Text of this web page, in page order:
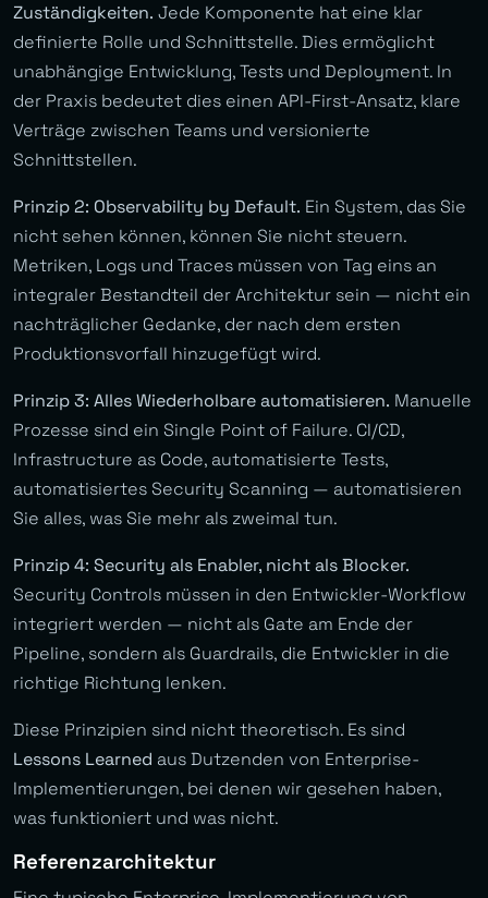
Zuständigkeiten. Jede Komponente hat eine klar
definierte Rolle und Schnittstelle. Dies ermöglicht
unabhängige Entwicklung, Tests und Deployment. In
der Praxis bedeutet dies einen API-First-Ansatz, klare
Verträge zwischen Teams und versionierte
Schnittstellen.
Prinzip 2: Observability by Default. Ein System, das Sie
nicht sehen können, können Sie nicht steuern.
Metriken, Logs und Traces müssen von Tag eins an
integraler Bestandteil der Architektur sein — nicht ein
nachträglicher Gedanke, der nach dem ersten
Produktionsvorfall hinzugefügt wird.
Prinzip 3: Alles Wiederholbare automatisieren. Manuelle
Prozesse sind ein Single Point of Failure. CI/CD,
Infrastructure as Code, automatisierte Tests,
automatisiertes Security Scanning — automatisieren
Sie alles, was Sie mehr als zweimal tun.
Prinzip 4: Security als Enabler, nicht als Blocker.
Security Controls müssen in den Entwickler-Workflow
integriert werden — nicht als Gate am Ende der
Pipeline, sondern als Guardrails, die Entwickler in die
richtige Richtung lenken.
Diese Prinzipien sind nicht theoretisch. Es sind
Lessons Learned aus Dutzenden von Enterprise-
Implementierungen, bei denen wir gesehen haben,
was funktioniert und was nicht.
Referenzarchitektur